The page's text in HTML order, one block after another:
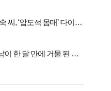
씨, ‘압도적 몸매’ 다이어
이 한 달 만에 거물 된 사